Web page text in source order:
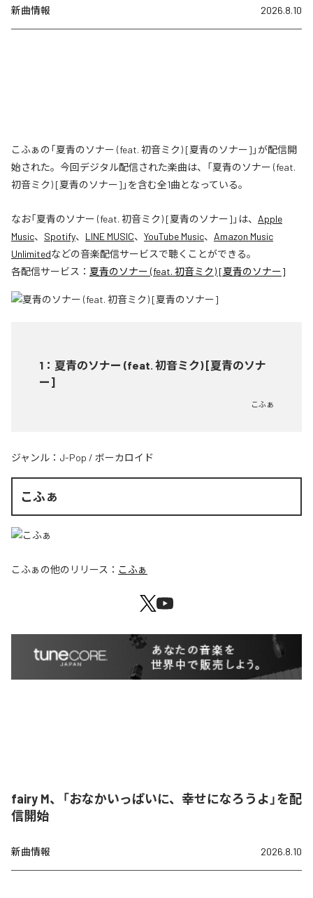
新曲情報 2026.8.10
こふぁの「夏青のソナー (feat. 初音ミク) [夏青のソナー]」が配信開
始された。今回デジタル配信された楽曲は、「夏青のソナー (feat.
初音ミク) [夏青のソナー]」を含む全1曲となっている。
なお「夏青のソナー (feat. 初音ミク) [夏青のソナー] 」は、 Apple
Music、 Spotify、 LINE MUSIC、 YouTube Music、 Amazon Music
Unlimitedなどの音楽配信サービスで聴くことができる。
各配信サービス： 夏青のソナー (feat. 初音ミク) [夏青のソナー]
1 ： 夏青のソナー (feat. 初音ミク) [夏青のソナ
ー]
こふぁ
ジャンル： J-Pop / ボーカロイド
こふぁ
こふぁ の他のリリース： こふぁ
fairy M、「おなかいっぱいに、幸せになろうよ」を配
信開始
新曲情報 2026.8.10